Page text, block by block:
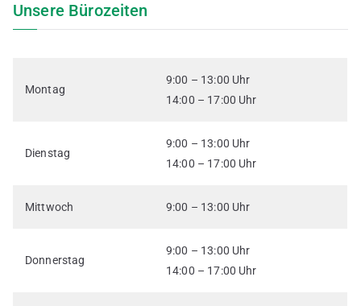
Unsere Bürozeiten
Montag
9:00 – 13:00 Uhr
14:00 – 17:00 Uhr
Dienstag
9:00 – 13:00 Uhr
14:00 – 17:00 Uhr
Mittwoch 9:00 – 13:00 Uhr
Donnerstag
9:00 – 13:00 Uhr
14:00 – 17:00 Uhr